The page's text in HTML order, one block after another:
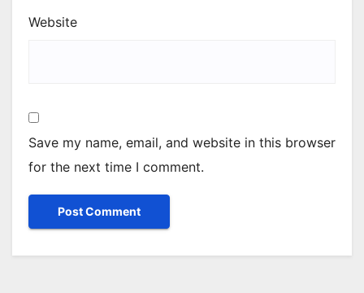
Website
Save my name, email, and website in this browser
for the next time I comment.